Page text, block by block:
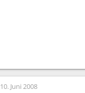
10. Juni 2008